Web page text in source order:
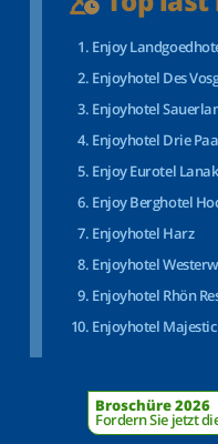
Enjoy
Enjoyhotel Des
Enjoyhotel
Enjoyhotel Drie
Enjoy Eurotel
Enjoy Berghotel
Enjoyhotel Harz
Enjoyhotel
Enjoyhotel Rhön
Enjoyhotel
Broschüre 2026
Fordern Sie jetzt